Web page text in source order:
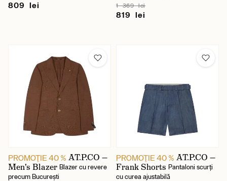
809 lei 1 369 lei
819 lei
PROMOŢIE 40 % AT.P.CO —
Men's Blazer Blazer cu revere
precum București
PROMOŢIE 40 % AT.P.CO —
Frank Shorts Pantaloni scurți
cu curea ajustabilă